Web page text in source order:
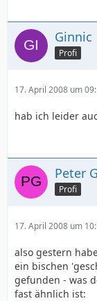
Ginnic
Profi
17. April 2008 um
hab ich leider
Peter
Profi
17. April 2008 um
also gestern
ein bischen
gefunden - was
fast ähnlich ist: